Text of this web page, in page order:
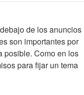
de los anuncios
son importantes por
posible. Como en los
para fijar un tema